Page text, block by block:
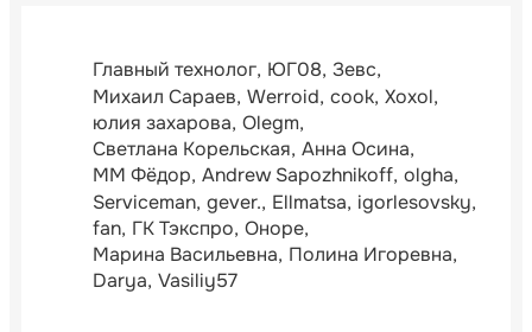
Главный технолог ЮГ08 Зевс
Михаил Сараев Werroid cook Xoxol
юлия захарова Olegm
Светлана Корельская Анна Осина
ММ Фёдор Andrew Sapozhnikoff olgha
Serviceman gever. Ellmatsa igorlesovsky
fan ГК Тэкспро Оноре
Марина Васильевна Полина Игоревна
Darya Vasiliy57